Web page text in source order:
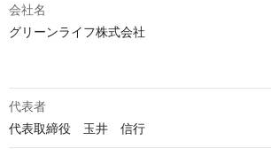
会社名
グリーンライフ株式会社
代表者
代表取締役　玉井　信行